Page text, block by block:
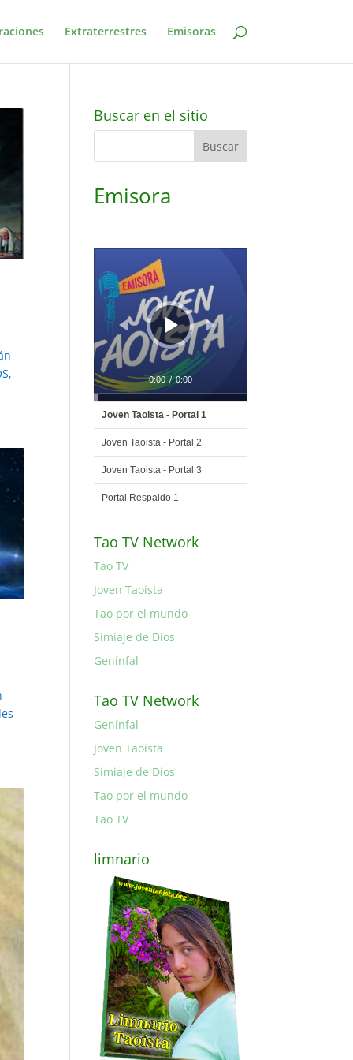
Extraterrestres Emisoras
Buscar en el sitio
Emisora
Reproductor
audio
0:00 / 0:00
Joven Taoista - Portal 1
Joven Taoista - Portal 2
Joven Taoista - Portal 3
Portal Respaldo 1
Tao TV Network
Tao TV
Joven Taoista
Tao por el mundo
Simiaje de Dios
Genínfal
Tao TV Network
Genínfal
Joven Taoista
Simiaje de Dios
Tao por el mundo
Tao TV
limnario